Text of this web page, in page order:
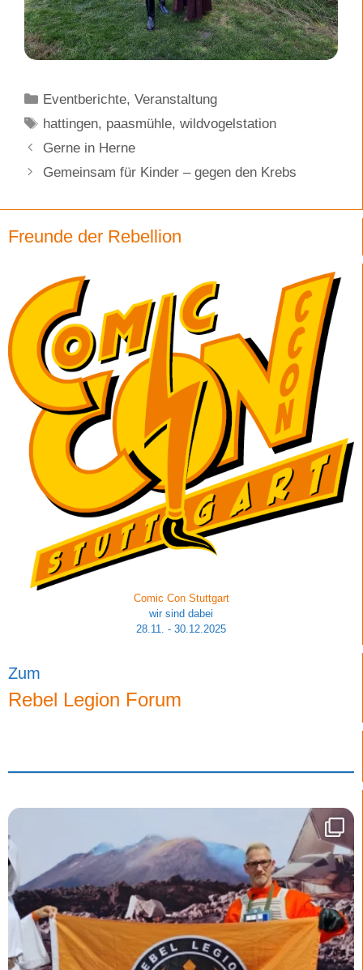
Kategorien
Eventberichte,Veranstaltung
Schlagwörter
hattingen, paasmühle,wildvogelstation
Gerne in Herne
Gemeinsam für Kinder – gegen den Krebs
Freunde der Rebellion
Comic Con Stuttgart
wir sind dabei
28.11. - 30.12.2025
Zum
Rebel Legion Forum